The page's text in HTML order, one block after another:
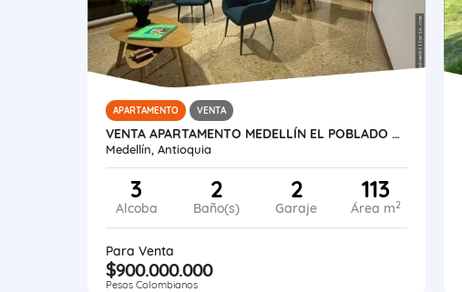
APARTAMENTO VENTA
VENTA APARTAMENTO MEDELLÍN EL POBLADO PROVENZA
Medellín, Antioquia
3
Alcoba
2
Baño(s)
2
Garaje
113
Área m2
Para Venta
$900.000.000
Pesos Colombianos